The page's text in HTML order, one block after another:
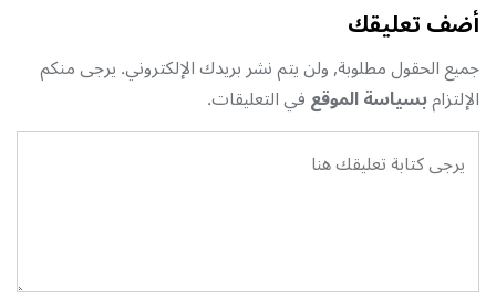
أضف تعليقك
جميع الحقول مطلوبة, ولن يتم نشر بريدك الإلكتروني. يرجى منكم
الإلتزامبسياسة الموقعفي التعليقات.